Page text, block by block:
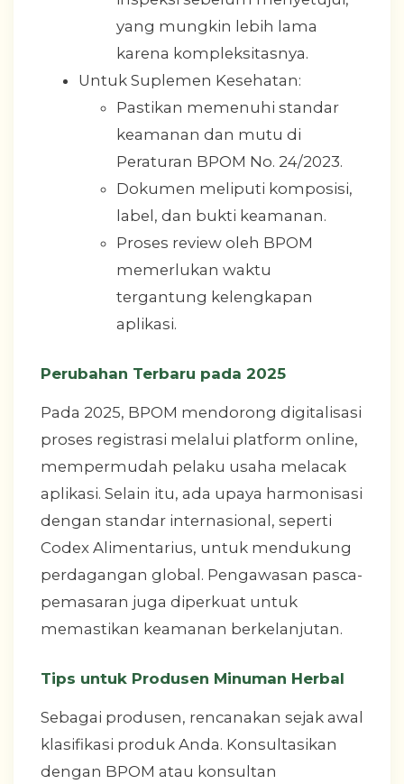
yang mungkin lebih lama
karena kompleksitasnya.
Untuk Suplemen Kesehatan:
Pastikan memenuhi standar
keamanan dan mutu di
Peraturan BPOM No. 24/2023.
Dokumen meliputi komposisi,
label, dan bukti keamanan.
Proses review oleh BPOM
memerlukan waktu
tergantung kelengkapan
aplikasi.
Perubahan Terbaru pada 2025
Pada 2025, BPOM mendorong digitalisasi
proses registrasi melalui platform online,
mempermudah pelaku usaha melacak
aplikasi. Selain itu, ada upaya harmonisasi
dengan standar internasional, seperti
Codex Alimentarius, untuk mendukung
perdagangan global. Pengawasan pasca-
pemasaran juga diperkuat untuk
memastikan keamanan berkelanjutan.
Tips untuk Produsen Minuman Herbal
Sebagai produsen, rencanakan sejak awal
klasifikasi produk Anda. Konsultasikan
dengan BPOM atau konsultan